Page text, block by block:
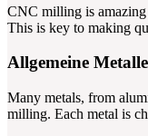
CNC milling is
This is key to making
Allgemeine Metalle
Many metals, from
milling. Each metal is